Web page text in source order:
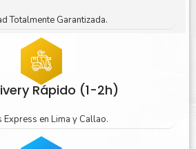
Totalmente Garantizada.
Rápido (1-2h)
Express en Lima y Callao.